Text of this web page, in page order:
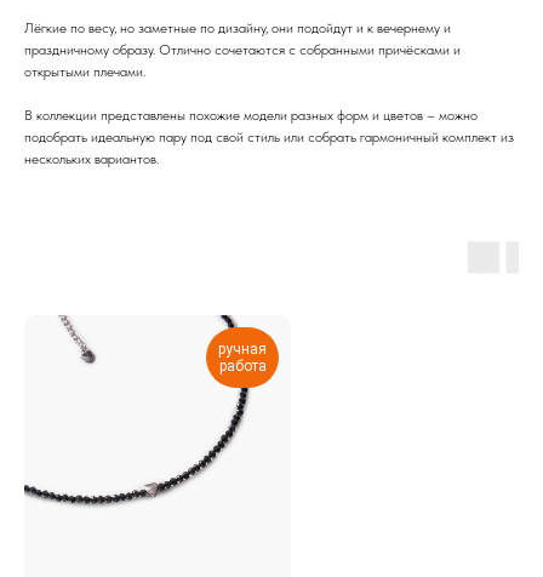
Лёгкие по весу, но заметные по дизайну, они подойдут и к вечернему и
праздничному образу. Отлично сочетаются с собранными причёсками и
открытыми плечами.
В коллекции представлены похожие модели разных форм и цветов – можно
подобрать идеальную пару под свой стиль или собрать гармоничный комплект из
нескольких вариантов.
ручная
работа